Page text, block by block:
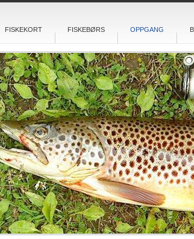
FISKEKORT FISKEBØRS OPPGANG